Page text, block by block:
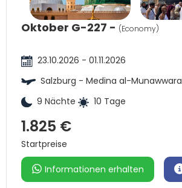
Oktober G-227 - (Economy)
23.10.2026 - 01.11.2026
Salzburg - Medina al-Munawwara
9 Nächte
10 Tage
1.825 €
Startpreise
Informationen erhalten